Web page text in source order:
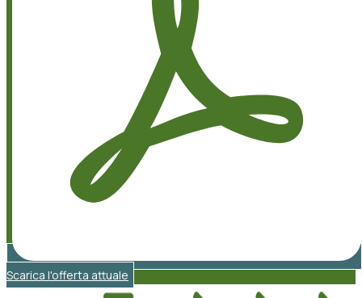
Scarica l'offerta attuale